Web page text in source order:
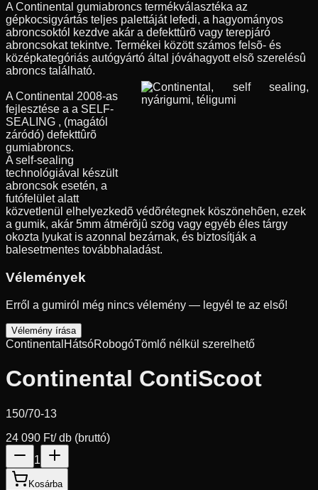
A Continental gumiabroncs termékválasztéka az
gépkocsigyártás teljes palettáját lefedi, a hagyományos
abroncsoktól kezdve akár a defekttûrõ vagy terepjáró
abroncsokat tekintve. Termékei között számos felsõ- és
középkategóriás autógyártó által jóváhagyott elsõ szerelésû
abroncs található.
A Continental 2008-as
fejlesztése a a SELF-
SEALING , (magától
záródó) defekttûrõ
gumiabroncs.
A self-sealing
technológiával készült
abroncsok esetén, a
futófelület alatt
közvetlenül elhelyezkedõ védõrétegnek köszönehõen, ezek
a gumik, akár 5mm átmérõjû szög vagy egyéb éles tárgy
okozta lyukat is azonnal bezárnak, és biztosítják a
balesetmentes továbbhaladást.
Vélemények
Erről a gumiról még nincs vélemény — legyél te az első!
Vélemény írása
Continental HátsóRobogóTömlő nélkül szerelhető
Continental ContiScoot
150/70-13
24 090 Ft/ db (bruttó)
1
Kosárba